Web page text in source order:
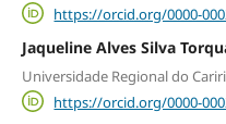
https://orcid.org/0000-
Jaqueline Alves Silva
Universidade Regional do
https://orcid.org/0000-